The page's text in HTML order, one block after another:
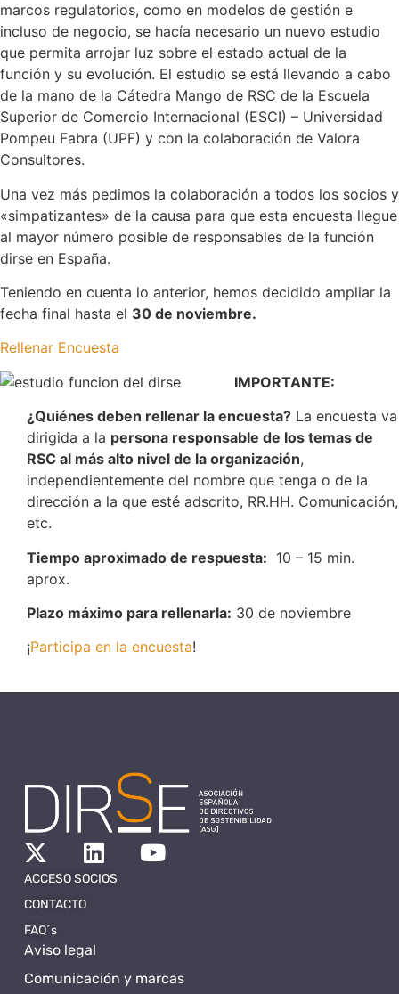
marcos regulatorios, como en modelos de gestión e
incluso de negocio, se hacía necesario un nuevo estudio
que permita arrojar luz sobre el estado actual de la
función y su evolución. El estudio se está llevando a cabo
de la mano de la Cátedra Mango de RSC de la Escuela
Superior de Comercio Internacional (ESCI) – Universidad
Pompeu Fabra (UPF) y con la colaboración de Valora
Consultores.
Una vez más pedimos la colaboración a todos los socios y
«simpatizantes» de la causa para que esta encuesta llegue
al mayor número posible de responsables de la función
dirse en España.
Teniendo en cuenta lo anterior, hemos decidido ampliar la
fecha final hasta el 30 de noviembre.
Rellenar Encuesta
IMPORTANTE:
¿Quiénes deben rellenar la encuesta? La encuesta va
dirigida a la persona responsable de los temas de
RSC al más alto nivel de la organización,
independientemente del nombre que tenga o de la
dirección a la que esté adscrito, RR.HH. Comunicación,
etc.
Tiempo aproximado de respuesta: 10 – 15 min.
aprox.
Plazo máximo para rellenarla: 30 de noviembre
¡Participa en la encuesta!
Aviso legal
Comunicación y marcas
ACCESO SOCIOS
CONTACTO
FAQ´s